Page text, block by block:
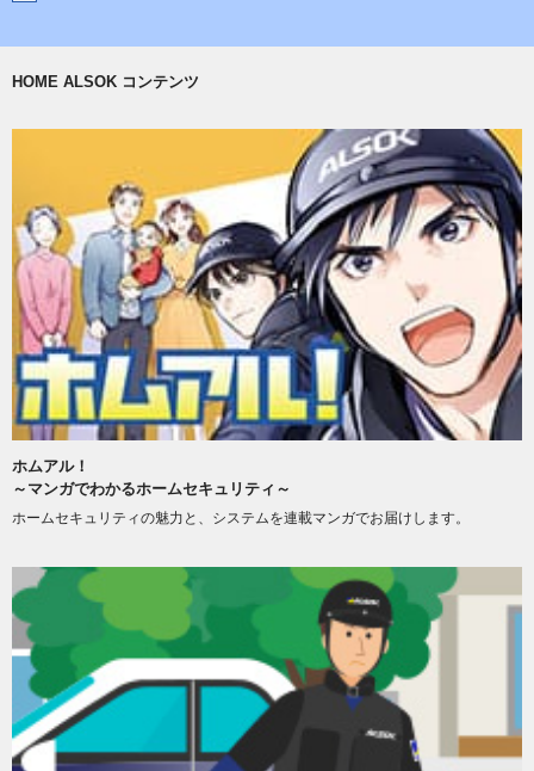
HOME ALSOK コンテンツ
ホムアル！
～マンガでわかるホームセキュリティ～
ホームセキュリティの魅力と、システムを連載マンガでお届けします。